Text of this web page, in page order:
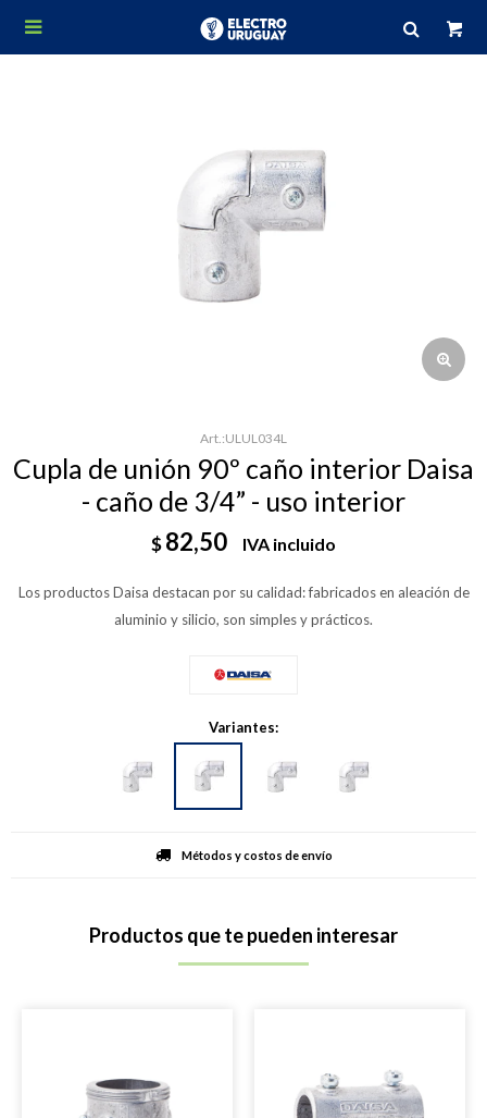

ULUL034L
Cupla de unión 90º caño interior Daisa
- caño de 3/4” - uso interior
$82,50 IVA incluido
Los productos Daisa destacan por su calidad: fabricados en aleación de
aluminio y silicio, son simples y prácticos.
Variantes:
Métodos y costos de envío
Productos que te pueden interesar